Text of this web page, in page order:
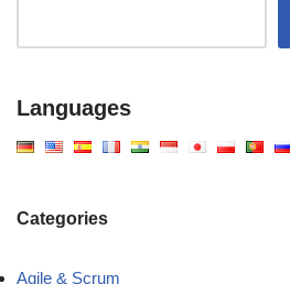
Languages
Categories
Agile & Scrum